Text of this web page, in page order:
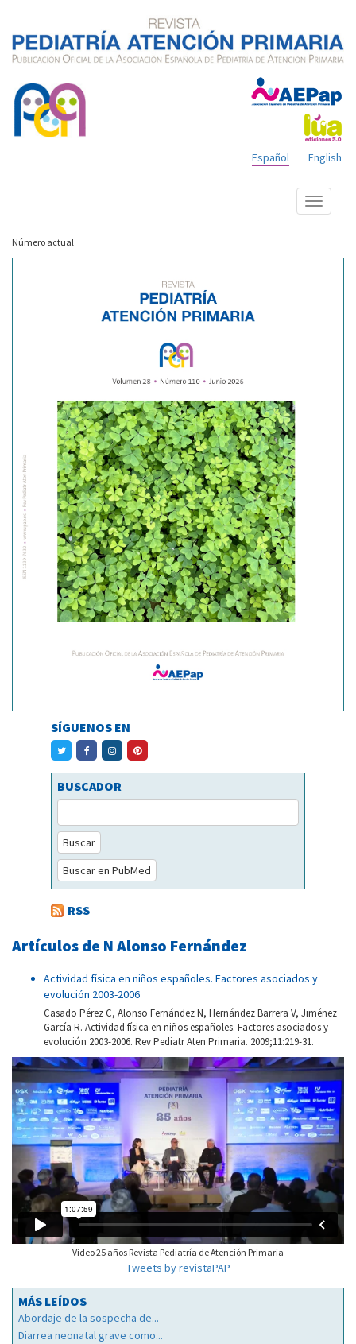
English
Español
Mostrar
menú
Número actual
SÍGUENOS EN
BUSCADOR
Buscar
Buscar en PubMed
RSS
Artículos de N Alonso Fernández
Actividad física en niños españoles. Factores asociados y
evolución 2003-2006
Casado Pérez C, Alonso Fernández N, Hernández Barrera V, Jiménez
García R. Actividad física en niños españoles. Factores asociados y
evolución 2003-2006. Rev Pediatr Aten Primaria. 2009;11:219-31.
Video 25 años Revista Pediatría de Atención Primaria
Tweets by revistaPAP
MÁS LEÍDOS
Abordaje de la sospecha de...
Diarrea neonatal grave como...